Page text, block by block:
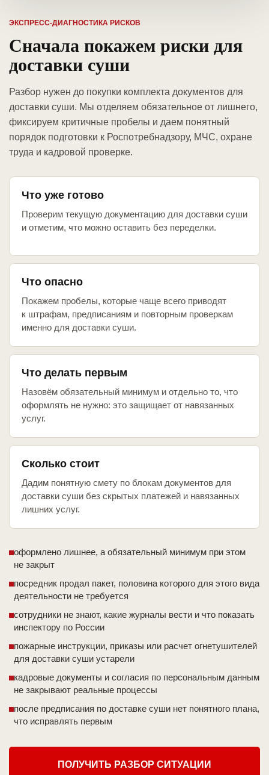
ЭКСПРЕСС-ДИАГНОСТИКА РИСКОВ
Сначала покажем риски для
доставки суши
Разбор нужен до покупки комплекта документов для
доставки суши. Мы отделяем обязательное от лишнего,
фиксируем критичные пробелы и даем понятный
порядок подготовки к Роспотребнадзору, МЧС, охране
труда и кадровой проверке.
Что уже готово
Проверим текущую документацию для доставки суши
и отметим, что можно оставить без переделки.
Что опасно
Покажем пробелы, которые чаще всего приводят
к штрафам, предписаниям и повторным проверкам
именно для доставки суши.
Что делать первым
Назовём обязательный минимум и отдельно то, что
оформлять не нужно: это защищает от навязанных
услуг.
Сколько стоит
Дадим понятную смету по блокам документов для
доставки суши без скрытых платежей и навязанных
лишних услуг.
оформлено лишнее, а обязательный минимум при этом
не закрыт
посредник продал пакет, половина которого для этого вида
деятельности не требуется
сотрудники не знают, какие журналы вести и что показать
инспектору по России
пожарные инструкции, приказы или расчет огнетушителей
для доставки суши устарели
кадровые документы и согласия по персональным данным
не закрывают реальные процессы
после предписания по доставке суши нет понятного плана,
что исправлять первым
ПОЛУЧИТЬ РАЗБОР СИТУАЦИИ